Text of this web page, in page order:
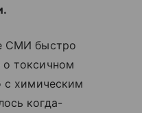
СМИ быстро
о токсичном
с химическим
когда-